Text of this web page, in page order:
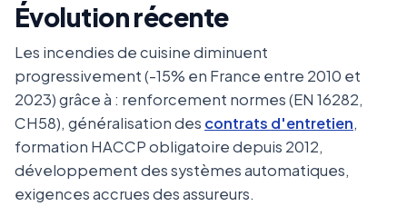
Évolution récente
Les incendies de cuisine diminuent
progressivement (-15% en France entre 2010 et
2023) grâce à : renforcement normes (EN 16282,
CH58), généralisation des contrats d'entretien,
formation HACCP obligatoire depuis 2012,
développement des systèmes automatiques,
exigences accrues des assureurs.